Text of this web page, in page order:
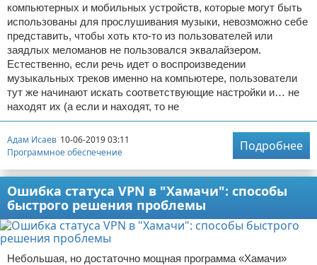
компьютерных и мобильных устройств, которые могут быть
использованы для прослушивания музыки, невозможно себе
представить, чтобы хоть кто-то из пользователей или
заядлых меломанов не пользовался эквалайзером.
Естественно, если речь идет о воспроизведении
музыкальных треков именно на компьютере, пользователи
тут же начинают искать соответствующие настройки и… не
находят их (а если и находят, то не
Адам Исаев 10-06-2019 03:11
Программное обеспечение
Подробнее
Ошибка статуса VPN в "Хамачи": способы
быстрого решения проблемы
Небольшая, но достаточно мощная программа «Хамачи»